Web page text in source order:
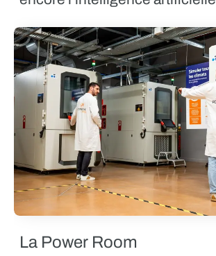
La Power Room